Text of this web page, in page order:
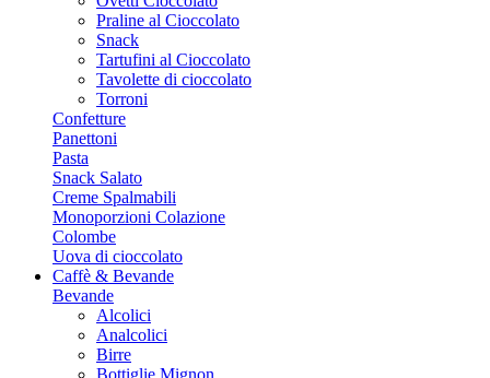
Praline al Cioccolato
Snack
Tartufini al Cioccolato
Tavolette di cioccolato
Torroni
Confetture
Panettoni
Pasta
Snack Salato
Creme Spalmabili
Monoporzioni Colazione
Colombe
Uova di cioccolato
Caffè & Bevande
Bevande
Alcolici
Analcolici
Birre
Bottiglie Mignon